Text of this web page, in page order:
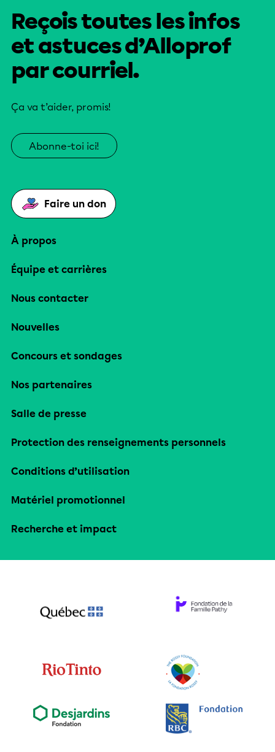
Reçois toutes les infos
et astuces d’Alloprof
par courriel.
Ça va t’aider, promis!
Abonne-toi ici!
Faire un don
À propos
Équipe et carrières
Nous contacter
Nouvelles
Concours et sondages
Nos partenaires
Salle de presse
Protection des renseignements personnels
Conditions d’utilisation
Matériel promotionnel
Recherche et impact